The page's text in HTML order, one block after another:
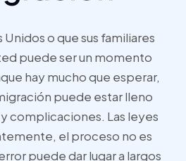
Unidos o que sus familiares
puede ser un momento
hay mucho que esperar,
puede estar lleno
complicaciones. Las leyes
el proceso no es
puede dar lugar a largos